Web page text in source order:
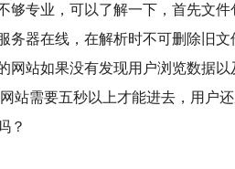
专业，可以了解一下，首先文件
器在线，在解析时不可删除旧
站如果没有发现用户浏览数据
需要五秒以上才能进去，用户
？